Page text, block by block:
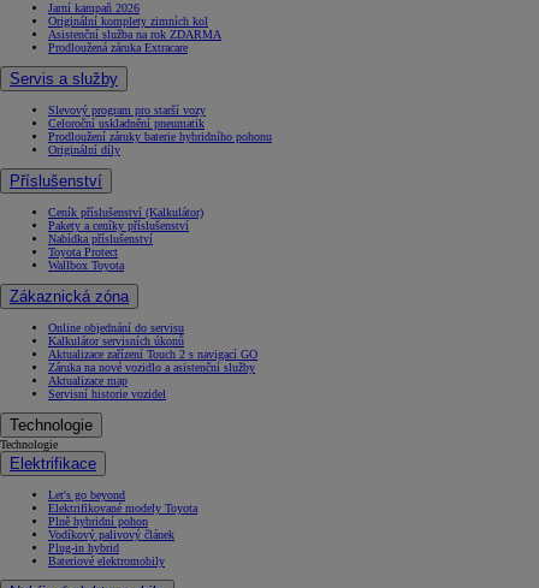
Jarní kampaň 2026
Originální komplety zimních kol
Asistenční služba na rok ZDARMA
Prodloužená záruka Extracare
Servis a služby
Slevový program pro starší vozy
Celoroční uskladnění pneumatik
Prodloužení záruky baterie hybridního pohonu
Originální díly
Příslušenství
Ceník příslušenství (Kalkulátor)
Pakety a ceníky příslušenství
Nabídka příslušenství
Toyota Protect
Wallbox Toyota
Zákaznická zóna
Online objednání do servisu
Kalkulátor servisních úkonů
Aktualizace zařízení Touch 2 s navigací GO
Záruka na nové vozidlo a asistenční služby
Aktualizace map
Servisní historie vozidel
Technologie
Technologie
Elektrifikace
Let's go beyond
Elektrifikované modely Toyota
Plně hybridní pohon
Vodíkový palivový článek
Plug-in hybrid
Bateriové elektromobily